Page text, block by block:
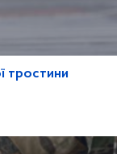
тростини